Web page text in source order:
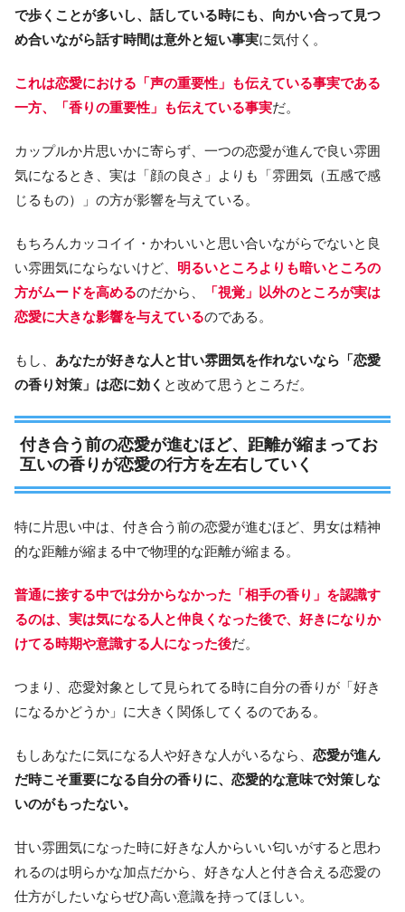
で歩くことが多いし、話している時にも、向かい合って見つ
め合いながら話す時間は意外と短い事実に気付く。
これは恋愛における「声の重要性」も伝えている事実である
一方、「香りの重要性」も伝えている事実だ。
カップルか片思いかに寄らず、一つの恋愛が進んで良い雰囲
気になるとき、実は「顔の良さ」よりも「雰囲気（五感で感
じるもの）」の方が影響を与えている。
もちろんカッコイイ・かわいいと思い合いながらでないと良
い雰囲気にならないけど、 明るいところよりも暗いところの
方がムードを高めるのだから、
「視覚」以外のところが実は
恋愛に大きな影響を与えているのである。
もし、 あなたが好きな人と甘い雰囲気を作れないなら「恋愛
の香り対策」は恋に効く と改めて思うところだ。
付き合う前の恋愛が進むほど、距離が縮まってお
互いの香りが恋愛の行方を左右していく
特に片思い中は、付き合う前の恋愛が進むほど、男女は精神
的な距離が縮まる中で物理的な距離が縮まる。
普通に接する中では分からなかった「相手の香り」を認識す
るのは、実は気になる人と仲良くなった後で、好きになりか
けてる時期や意識する人になった後だ。
つまり、恋愛対象として見られてる時に自分の香りが「好き
になるかどうか」に大きく関係してくるのである。
もしあなたに気になる人や好きな人がいるなら、 恋愛が進ん
だ時こそ重要になる自分の香りに、恋愛的な意味で対策しな
いのがもったない。
甘い雰囲気になった時に好きな人からいい匂いがすると思わ
れるのは明らかな加点だから、好きな人と付き合える恋愛の
仕方がしたいならぜひ高い意識を持ってほしい。